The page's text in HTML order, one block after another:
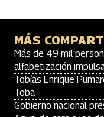
MÁS
Más de 49 mil
alfabetización
Tobías Enrique
Toba
Gobierno nacional